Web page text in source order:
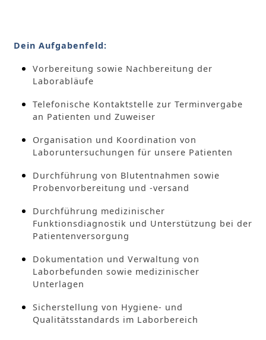
Dein Aufgabenfeld:
Vorbereitung sowie Nachbereitung der
Laborabläufe
Telefonische Kontaktstelle zur Terminvergabe
an Patienten und Zuweiser
Organisation und Koordination von
Laboruntersuchungen für unsere Patienten
Durchführung von Blutentnahmen sowie
Probenvorbereitung und -versand
Durchführung medizinischer
Funktionsdiagnostik und Unterstützung bei der
Patientenversorgung
Dokumentation und Verwaltung von
Laborbefunden sowie medizinischer
Unterlagen
Sicherstellung von Hygiene- und
Qualitätsstandards im Laborbereich